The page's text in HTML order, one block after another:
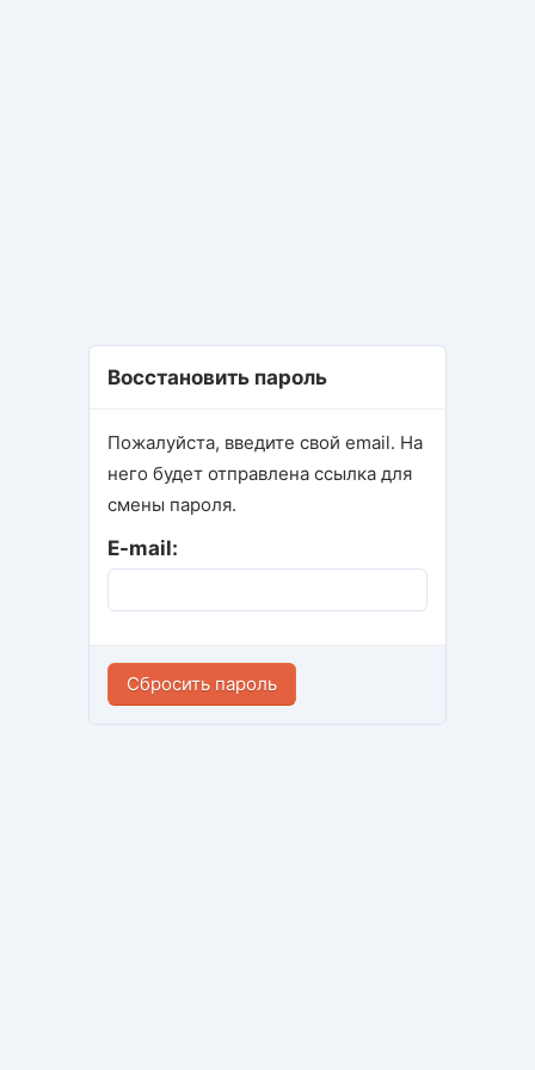
Восстановить пароль
Пожалуйста, введите свой email. На
него будет отправлена ссылка для
смены пароля.
E-mail: